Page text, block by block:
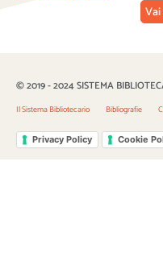
© 2019 - 2024 SISTEMA
Il Sistema Bibliotecario Bibliografie
Privacy Policy Cookie